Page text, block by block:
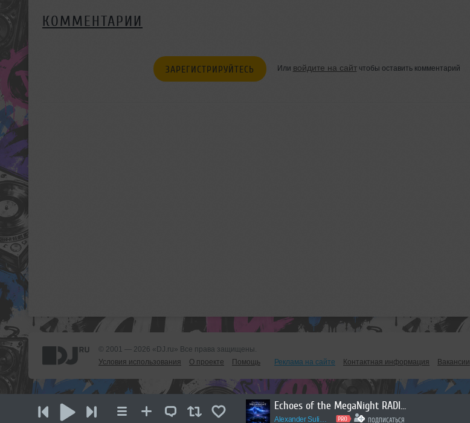
Echoes of the MegaNight RADIO #58
ПОДПИСАТЬСЯ
КОММЕНТАРИИ
ЗАРЕГИСТРИРУЙТЕСЬ Или войдите на сайтчтобы оставить комментарий
© 2001 — 2026 «DJ.ru» Все права защищены.
Условия использования
О проекте Помощь Реклама на сайте Контактная информация Вакансии